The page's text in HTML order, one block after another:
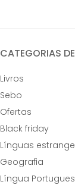
CATEGORIAS
Livros
Sebo
Ofertas
Black friday
Línguas
Geografia
Língua